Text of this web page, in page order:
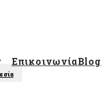
ΕπικοινωνίαBlog